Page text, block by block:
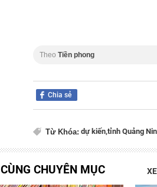
Theo Tiền phong
Chia sẻ
Từ Khóa: dự kiến,tỉnh Quảng
CÙNG CHUYÊN MỤC